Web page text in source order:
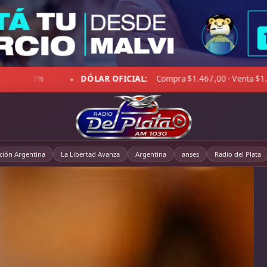
· Viento 27 km/h · Hum. 46% ◆ DÓLAR BLUE:
Argentina La Libertad Avanza Argentina anses Radio del Plata